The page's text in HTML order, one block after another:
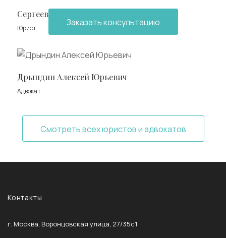
Сергеева Юлия Алексеевна
Юрист
Дрындин Алексей Юрьевич
Адвокат
Заказать консультацию
Смотреть всех юристов и адвокатов
Контакты
г. Москва, Воронцовская улица, 27/35с1